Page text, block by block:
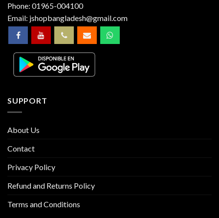
Phone: 01965-004100
Email: jshopbangladesh@gmail.com
SUPPORT
About Us
Contact
Privacy Policy
Refund and Returns Policy
Terms and Conditions